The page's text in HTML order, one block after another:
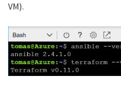
VM).